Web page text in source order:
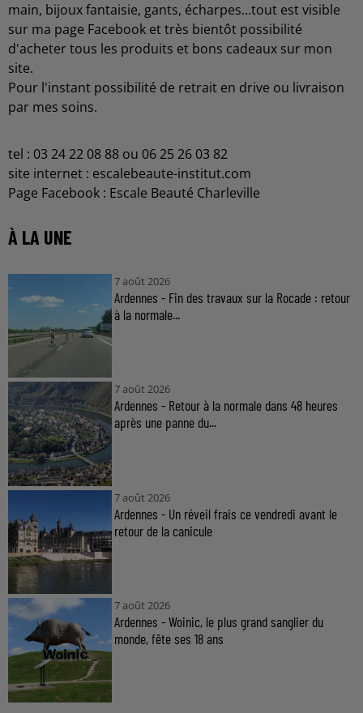
main, bijoux fantaisie, gants, écharpes...tout est visible
sur ma page Facebook et très bientôt possibilité
d'acheter tous les produits et bons cadeaux sur mon
site.
Pour l'instant possibilité de retrait en drive ou livraison
par mes soins.
tel : 03 24 22 08 88 ou 06 25 26 03 82
site internet : escalebeaute-institut.com
Page Facebook : Escale Beauté Charleville
À LA UNE
7 août 2026
Ardennes - Fin des travaux sur la Rocade : retour
à la normale...
7 août 2026
Ardennes - Retour à la normale dans 48 heures
après une panne du...
7 août 2026
Ardennes - Un réveil frais ce vendredi avant le
retour de la canicule
7 août 2026
Ardennes - Woinic, le plus grand sanglier du
monde, fête ses 18 ans